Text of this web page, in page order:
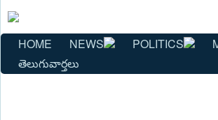
HOME NEWS POLITICS
తెలుగువార్తలు